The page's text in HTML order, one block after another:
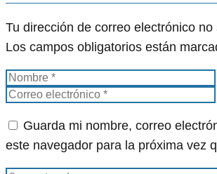
Tu dirección de correo electrónico no
Los campos obligatorios están
Guarda mi nombre, correo
este navegador para la próxima vez